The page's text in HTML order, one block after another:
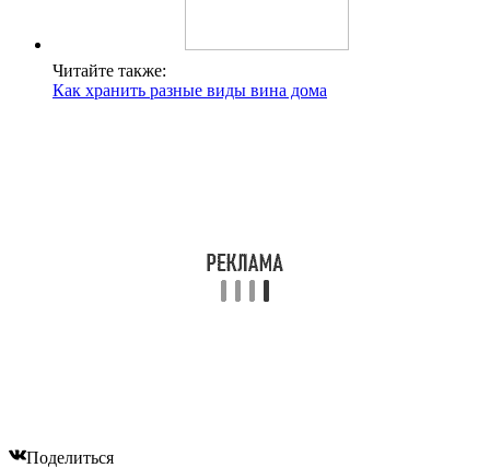
Читайте также:
Как хранить разные виды вина дома
Поделиться